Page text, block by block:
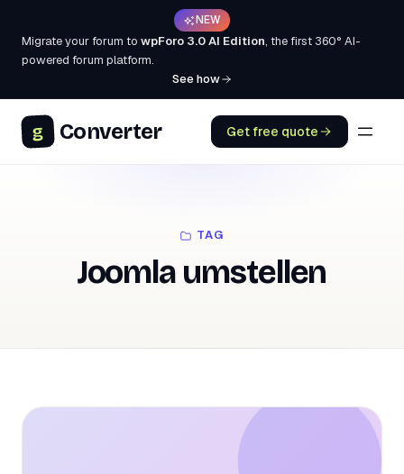
NEW
Migrate your forum to wpForo 3.0 AI Edition, the first 360° AI-
powered forum platform.
See how
g Converter Get free quote
TAG
Joomla umstellen